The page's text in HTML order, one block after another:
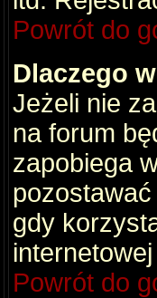
Powrót do
Dlaczego
Jeżeli nie
na forum
zapobiega
gdy
Powrót do